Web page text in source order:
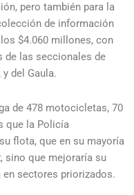
pero también para la
de información
$4.060 millones, con
de las seccionales de
del Gaula.
de 478 motocicletas, 70
que la Policía
flota, que en su mayoría
sino que mejoraría su
sectores priorizados.